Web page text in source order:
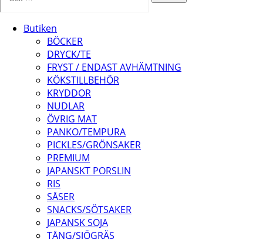
Butiken
BÖCKER
DRYCK/TE
FRYST / ENDAST AVHÄMTNING
KÖKSTILLBEHÖR
KRYDDOR
NUDLAR
ÖVRIG MAT
PANKO/TEMPURA
PICKLES/GRÖNSAKER
PREMIUM
JAPANSKT PORSLIN
RIS
SÅSER
SNACKS/SÖTSAKER
JAPANSK SOJA
TÅNG/SJÖGRÄS